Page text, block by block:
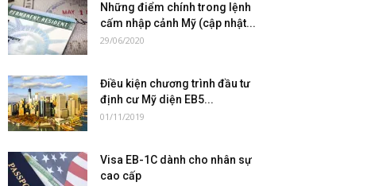
Những điểm chính trong lệnh
cấm nhập cảnh Mỹ (cập nhật...
29/06/2020
Điều kiện chương trình đầu tư
định cư Mỹ diện EB5...
01/11/2019
Visa EB-1C dành cho nhân sự
cao cấp